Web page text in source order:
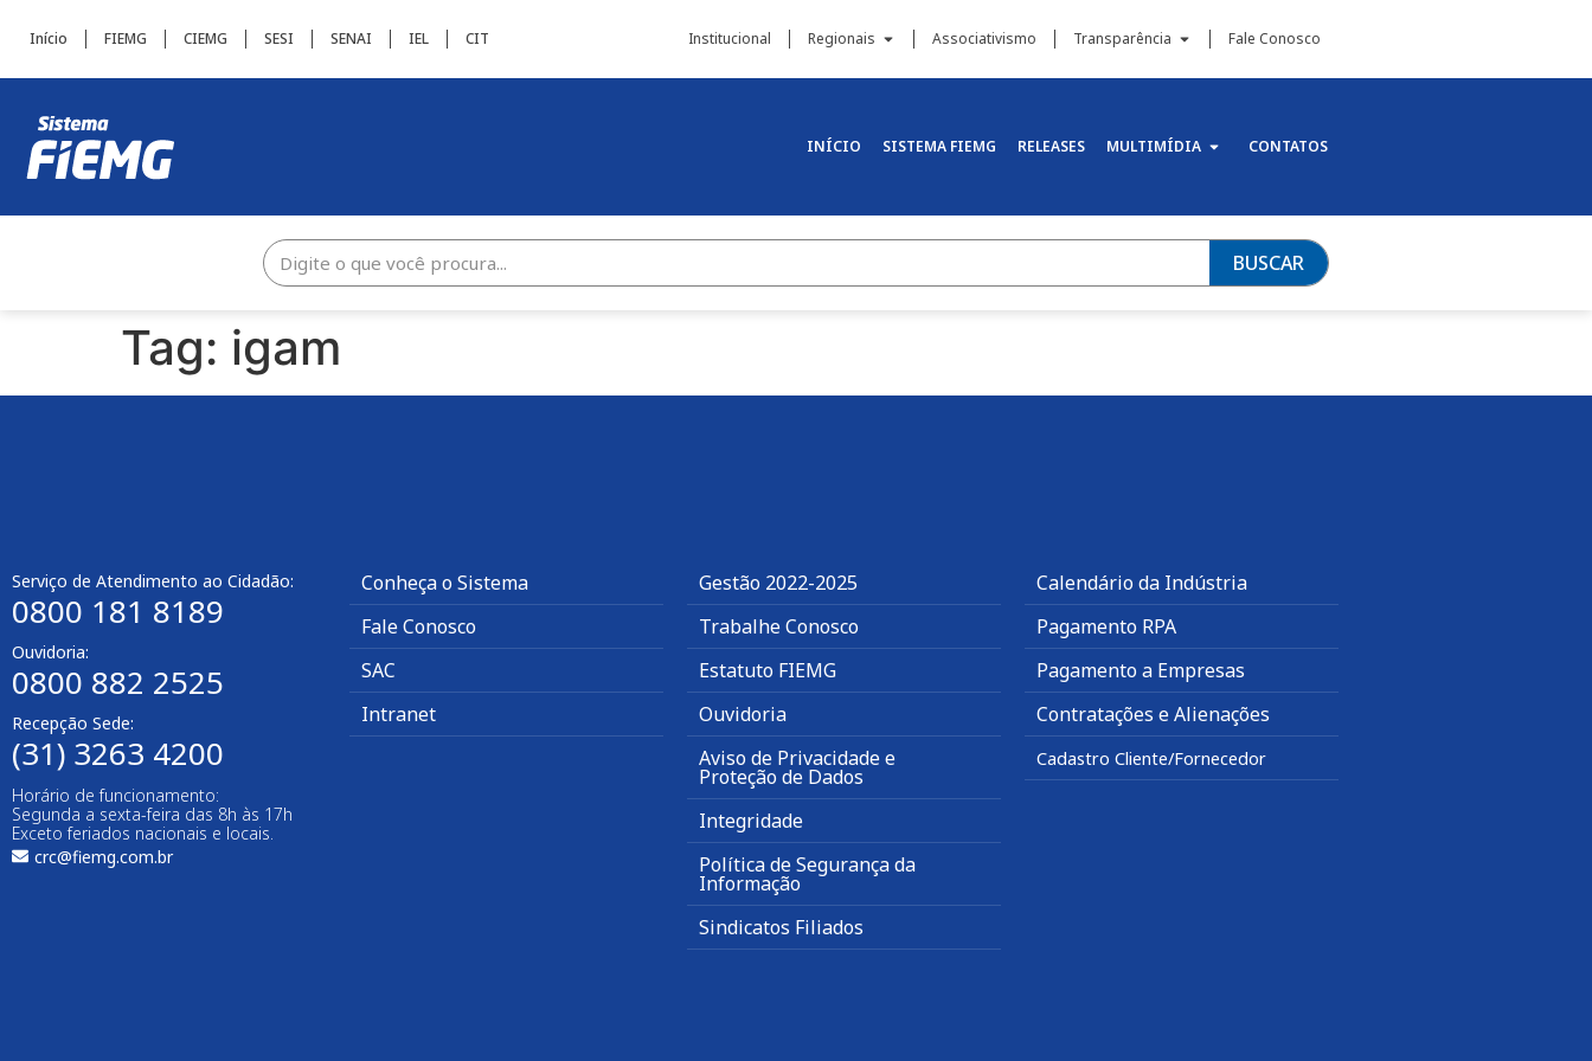
Início FIEMG CIEMG SESI SENAI IEL CIT Institucional Regionais Associativismo Transparência Fale Conosco
INÍCIO SISTEMA FIEMG RELEASES MULTIMÍDIA CONTATOS
BUSCAR
Tag: igam
Serviço de Atendimento ao Cidadão:
0800 181 8189
Ouvidoria:
0800 882 2525
Recepção Sede:
(31) 3263 4200
Horário de funcionamento:
Segunda a sexta-feira das 8h às 17h
Exceto feriados nacionais e locais.
crc@fiemg.com.br
Conheça o Sistema
Fale Conosco
SAC
Intranet
Gestão 2022-2025
Trabalhe Conosco
Estatuto FIEMG
Ouvidoria
Aviso de Privacidade e
Proteção de Dados
Integridade
Política de Segurança da
Informação
Sindicatos Filiados
Calendário da Indústria
Pagamento RPA
Pagamento a Empresas
Contratações e Alienações
Cadastro Cliente/Fornecedor